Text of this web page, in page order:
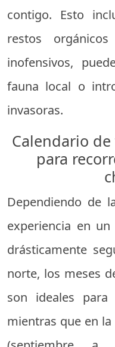
contigo. Esto
restos
inofensivos,
fauna local o
invasoras.
Calendario
para
Dependiendo de
experiencia en
drásticamente
norte, los meses
son ideales
mientras que en